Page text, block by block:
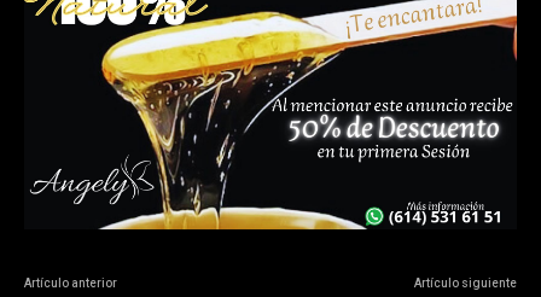
Artículo anterior Artículo siguiente